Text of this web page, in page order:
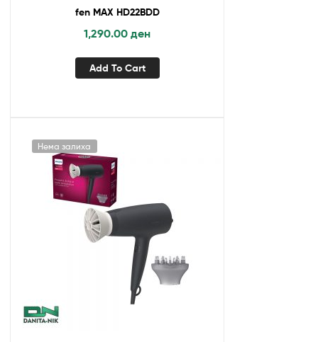
fen MAX HD22BDD
1,290.00 ден
Add To Cart
Нема залиха